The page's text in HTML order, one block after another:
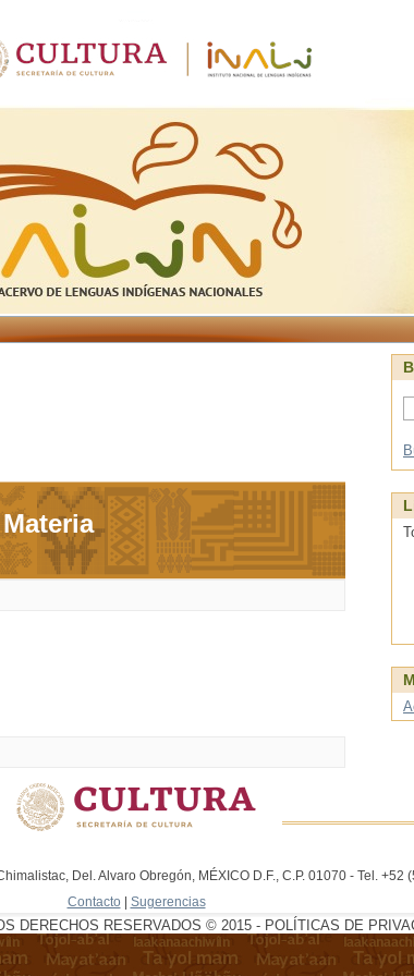
Del. Alvaro Obregón, MÉXICO D.F., C.P. 01070 - Tel. +52
Contacto | Sugerencias
DERECHOS RESERVADOS © 2015 - POLÍTICAS DE